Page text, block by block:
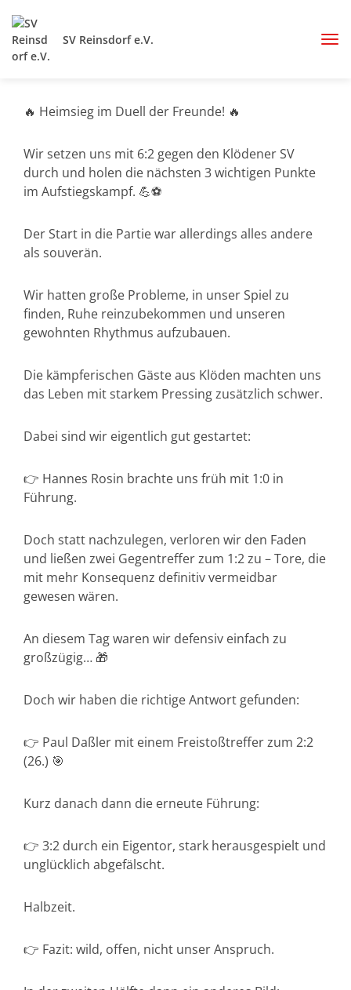
SV Reinsdorf e.V.
🔥 Heimsieg im Duell der Freunde! 🔥
Wir setzen uns mit 6:2 gegen den Klödener SV
durch und holen die nächsten 3 wichtigen Punkte
im Aufstiegskampf. 💪⚽
Der Start in die Partie war allerdings alles andere
als souverän.
Wir hatten große Probleme, in unser Spiel zu
finden, Ruhe reinzubekommen und unseren
gewohnten Rhythmus aufzubauen.
Die kämpferischen Gäste aus Klöden machten uns
das Leben mit starkem Pressing zusätzlich schwer.
Dabei sind wir eigentlich gut gestartet:
👉 Hannes Rosin brachte uns früh mit 1:0 in
Führung.
Doch statt nachzulegen, verloren wir den Faden
und ließen zwei Gegentreffer zum 1:2 zu – Tore, die
mit mehr Konsequenz definitiv vermeidbar
gewesen wären.
An diesem Tag waren wir defensiv einfach zu
großzügig… 🎁
Doch wir haben die richtige Antwort gefunden:
👉 Paul Daßler mit einem Freistoßtreffer zum 2:2
(26.) 🎯
Kurz danach dann die erneute Führung:
👉 3:2 durch ein Eigentor, stark herausgespielt und
unglücklich abgefälscht.
Halbzeit.
👉 Fazit: wild, offen, nicht unser Anspruch.